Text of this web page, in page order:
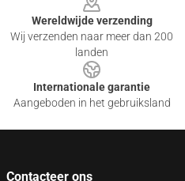
Wereldwijde verzending
Wij verzenden naar meer dan 200
landen
Internationale garantie
Aangeboden in het gebruiksland
Contacteer ons